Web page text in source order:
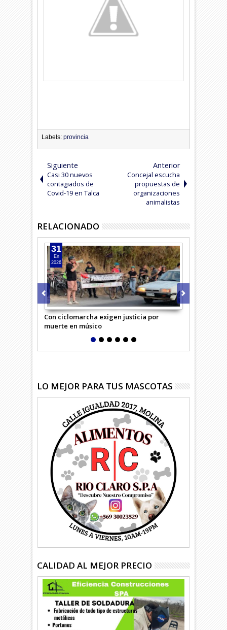
Labels:provincia
Siguiente
Casi 30 nuevos
contagiados de
Covid-19 en Talca
Anterior
Concejal escucha
propuestas de
organizaciones
animalistas
RELACIONADO
Con ciclomarcha exigen justicia por
muerte en músico
31
En
2026
LO MEJOR PARA TUS MASCOTAS
CALIDAD AL MEJOR PRECIO